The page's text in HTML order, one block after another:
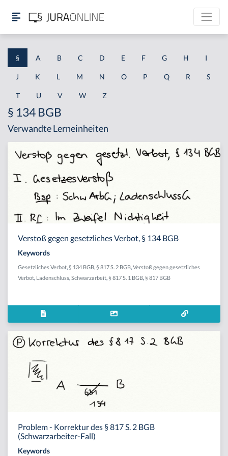
§ A B C D E F G H I
J K L M N O P Q R S
T U V W Z
§ 134 BGB
Verwandte Lerneinheiten
Verstoß gegen gesetzliches Verbot, § 134 BGB
Keywords
Gesetzliches Verbot § 134 BGB § 817 S. 2 BGB Verstoß gegen gesetzliches
Verbot Ladenschluss Schwarzarbeit § 817 S. 1 BGB § 817 BGB
Problem - Korrektur des § 817 S. 2 BGB
(Schwarzarbeiter-Fall)
Keywords